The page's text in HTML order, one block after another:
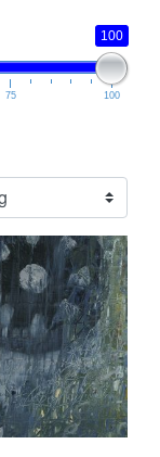
100
75 100